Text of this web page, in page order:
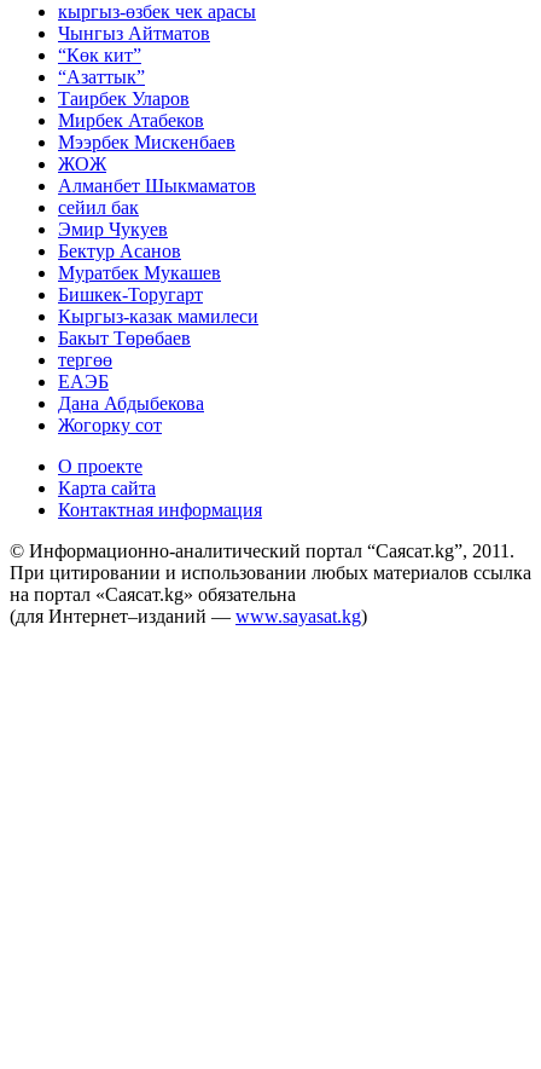
кыргыз-өзбек чек арасы
Чынгыз Айтматов
“Көк кит”
“Азаттык”
Таирбек Уларов
Мирбек Атабеков
Мээрбек Мискенбаев
ЖОЖ
Алманбет Шыкмаматов
сейил бак
Эмир Чукуев
Бектур Асанов
Муратбек Мукашев
Бишкек-Торугарт
Кыргыз-казак мамилеси
Бакыт Төрөбаев
тергөө
ЕАЭБ
Дана Абдыбекова
Жогорку сот
О проекте
Карта сайта
Контактная информация
© Информационно-аналитический портал “Саясат.kg”, 2011.
При цитировании и использовании любых материалов ссылка
на портал «Саясат.kg» обязательна
(для Интернет–изданий — www.sayasat.kg)